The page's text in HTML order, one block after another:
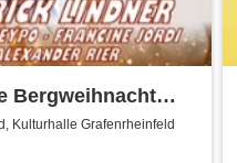
Bergweihnacht
volkstümliche
Kulturhalle Grafenrheinfeld